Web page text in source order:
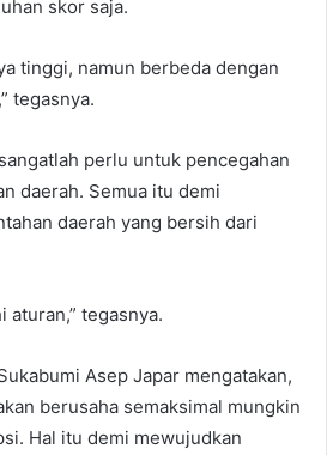
skor saja.
tinggi, namun berbeda dengan
tegasnya.
perlu untuk pencegahan
daerah. Semua itu demi
daerah yang bersih dari
aturan,” tegasnya.
Asep Japar mengatakan,
berusaha semaksimal mungkin
Hal itu demi mewujudkan